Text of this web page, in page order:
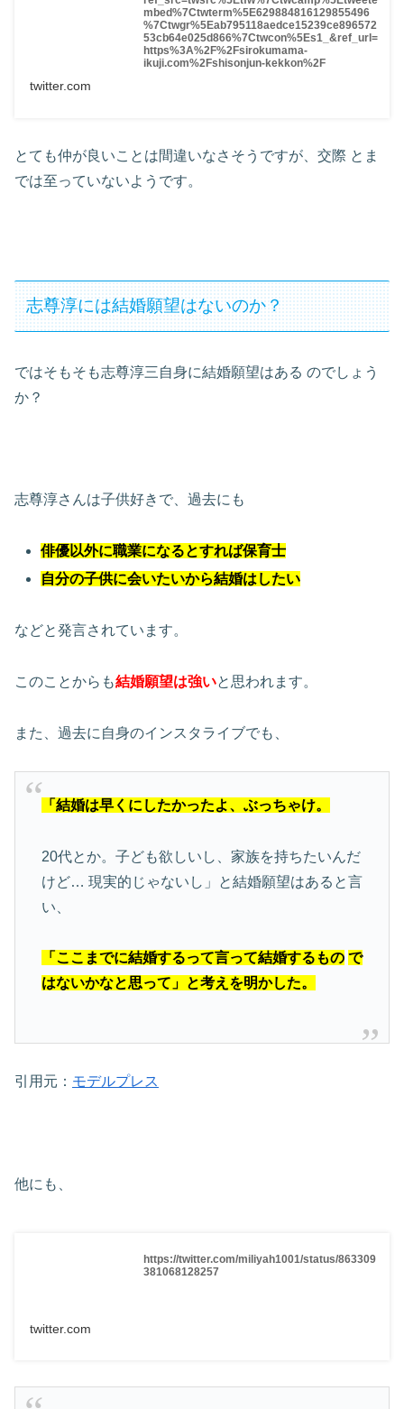
mbed%7Ctwterm%5E629884816129855496
%7Ctwgr%5Eab795118aedce15239ce896572
53cb64e025d866%7Ctwcon%5Es1_&ref_url=
https%3A%2F%2Fsirokumama-
ikuji.com%2Fshisonjun-kekkon%2F
twitter.com
とても仲が良いことは間違いなさそうですが、交際 とま
では至っていないようです。
志尊淳には結婚願望はないのか？
ではそもそも志尊淳三自身に結婚願望はある のでしょう
か？
志尊淳さんは子供好きで、過去にも
俳優以外に職業になるとすれば保育士
自分の子供に会いたいから結婚はしたい
などと発言されています。
このことからも結婚願望は強いと思われます。
また、過去に自身のインスタライブでも、
「結婚は早くにしたかったよ、ぶっちゃけ。
20代とか。子ども欲しいし、家族を持ちたいんだ
けど… 現実的じゃないし」と結婚願望はあると言
い、
「ここまでに結婚するって言って結婚するもの で
はないかなと思って」と考えを明かした。
引用元： モデルプレス
他にも、
https://twitter.com/miliyah1001/status/863309
381068128257
twitter.com